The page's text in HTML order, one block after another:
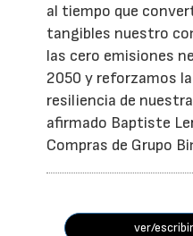
al tiempo que
tangibles nuestro
las cero emisiones
2050 y reforzamos
resiliencia de
afirmado Baptiste
Compras de Grupo
ver/